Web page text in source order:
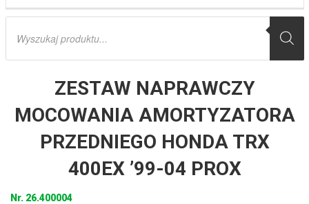
Wyszukiwarka
ZESTAW NAPRAWCZY
MOCOWANIA AMORTYZATORA
PRZEDNIEGO HONDA TRX
400EX ’99-04 PROX
Nr. 26.400004